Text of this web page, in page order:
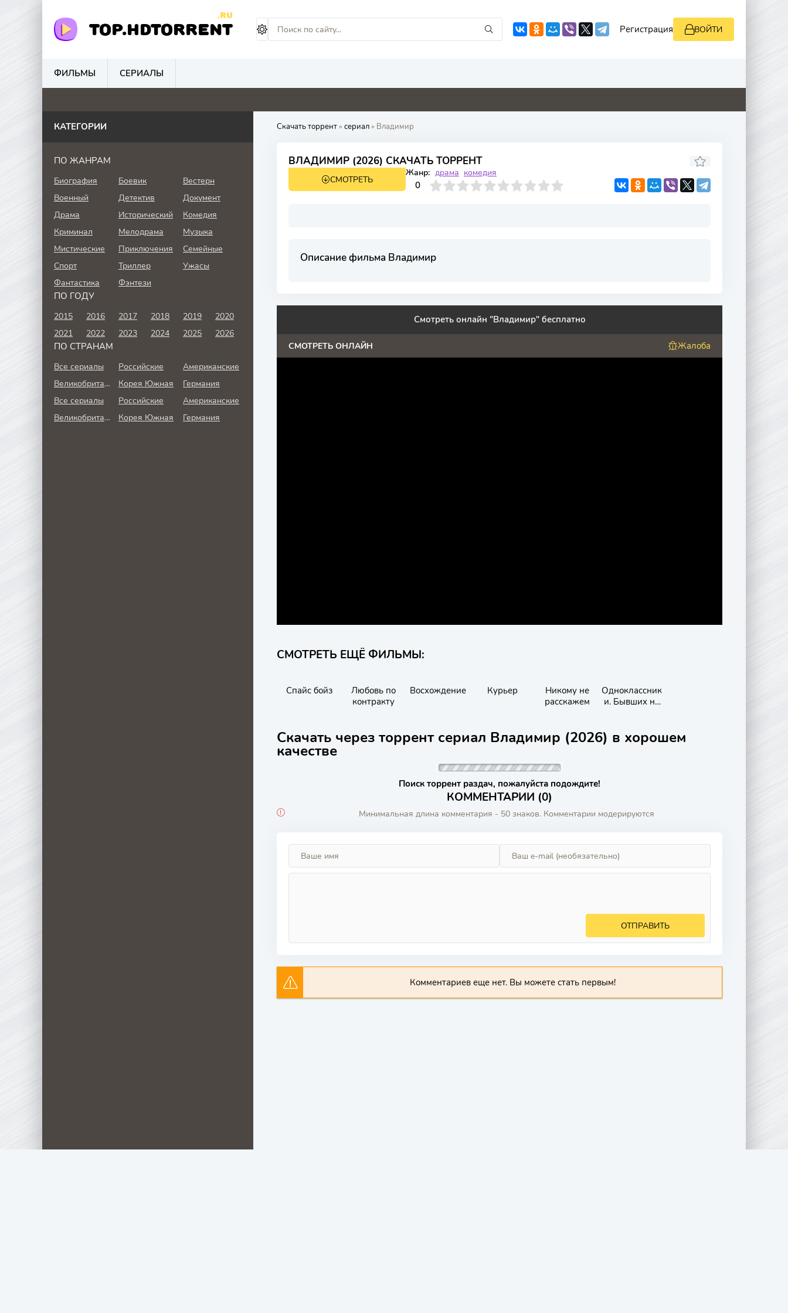
TOP.HDTORRENT
.RU
Регистрация ВОЙТИ
ФИЛЬМЫ СЕРИАЛЫ
3 0 0 0 0 2.2 0 0 0 2 0
Скачать торрент» сериал» Владимир
ВЛАДИМИР (2026) СКАЧАТЬ ТОРРЕНТ
1 сезон 8 серияСМОТРЕТЬ
Жанр: драма комедия
0
1 4 6 7 8 9 10
Описание фильма Владимир
Смотреть онлайн "Владимир" бесплатно
СМОТРЕТЬ ОНЛАЙН Жалоба
СМОТРЕТЬ ЕЩЁ ФИЛЬМЫ:
Спайс бойз
Любовь по
контракту
Восхождение Курьер
Никому не
расскажем
Одноклассник
и. Бывших не
Скачать через торрент сериал Владимир (2026) в хорошем
качестве
Поиск торрент раздач, пожалуйста подождите!
КОММЕНТАРИИ (0)
Минимальная длина комментария - 50 знаков. Комментарии модерируются
ОТПРАВИТЬ
Комментариев еще нет. Вы можете стать первым!
КАТЕГОРИИ
ПО ЖАНРАМ
Биография Боевик
Вестерн
Военный
Детектив
Документ
Драма
Исторический
Комедия
Криминал
Мелодрама
Музыка
Мистические
Приключения
Семейные
Спорт
Триллер
Ужасы
Фантастика
Фэнтези
ПО ГОДУ
2015 2016 2017 2018 2019
2020
2021
2022 2023 2024 2025 2026
ПО СТРАНАМ
Все сериалы Российские
Американские
Великобритания
Корея Южная
Германия
Все сериалы
Российские
Американские
Великобритания
Корея Южная Германия